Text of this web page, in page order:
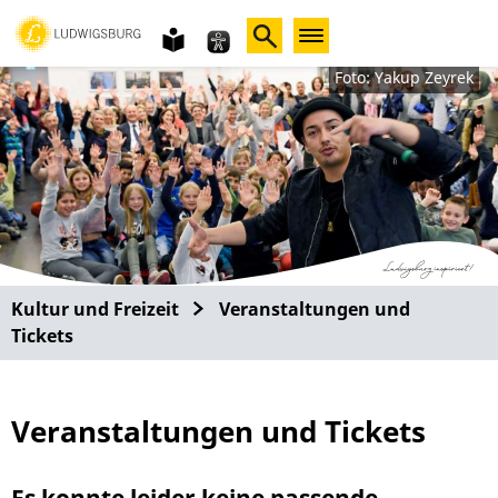
Gebärdensprache
leichte
Sprache Foto: Yakup Zeyrek
Kultur und Freizeit
Veranstaltungen und
Tickets
Veranstaltungen und Tickets